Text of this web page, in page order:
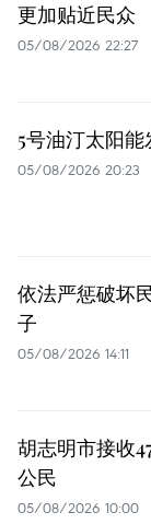
更加贴近民众
05/08/2026 22:27
5号油汀太阳
05/08/2026 20:23
依法严惩破坏
子
05/08/2026 14:11
胡志明市接收
公民
05/08/2026 10:00